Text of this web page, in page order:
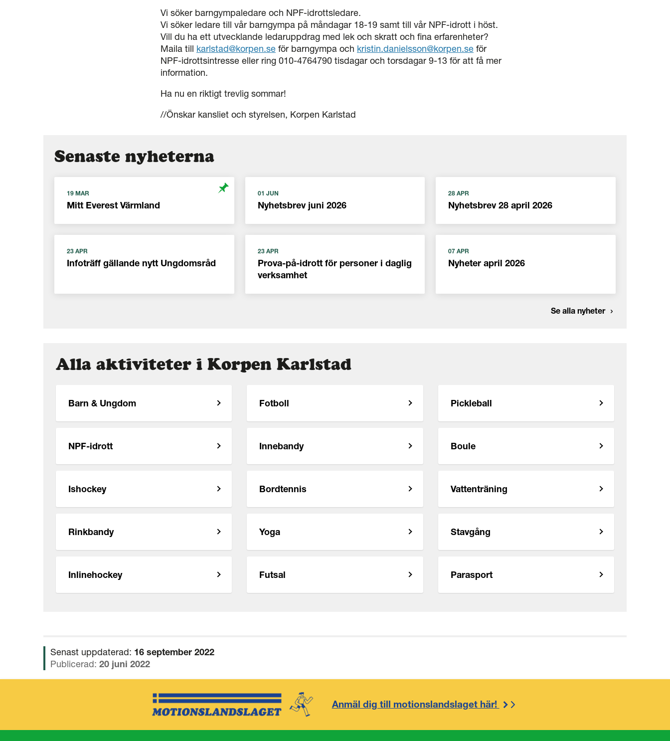
Vi söker barngympaledare och NPF-idrottsledare.
Vi söker ledare till vår barngympa på måndagar 18-19 samt till vår NPF-idrott i höst.
Vill du ha ett utvecklande ledaruppdrag med lek och skratt och fina erfarenheter?
Maila till karlstad@korpen.se för barngympa och kristin.danielsson@korpen.se för
NPF-idrottsintresse eller ring 010-4764790 tisdagar och torsdagar 9-13 för att få mer
information.
Ha nu en riktigt trevlig sommar!
//Önskar kansliet och styrelsen, Korpen Karlstad
Senaste nyheterna
19 MAR
Mitt Everest Värmland
01 JUN
Nyhetsbrev juni 2026
28 APR
Nyhetsbrev 28 april 2026
23 APR
Infoträff gällande nytt Ungdomsråd
23 APR
Prova-på-idrott för personer i daglig
verksamhet
07 APR
Nyheter april 2026
Se alla nyheter
Alla aktiviteter i Korpen Karlstad
Barn & Ungdom Fotboll Pickleball
NPF-idrott Innebandy Boule
Ishockey Bordtennis Vattenträning
Rinkbandy Yoga Stavgång
Inlinehockey Futsal Parasport
Senast uppdaterad: 16 september 2022
Publicerad: 20 juni 2022
Anmäl dig till motionslandslaget här!